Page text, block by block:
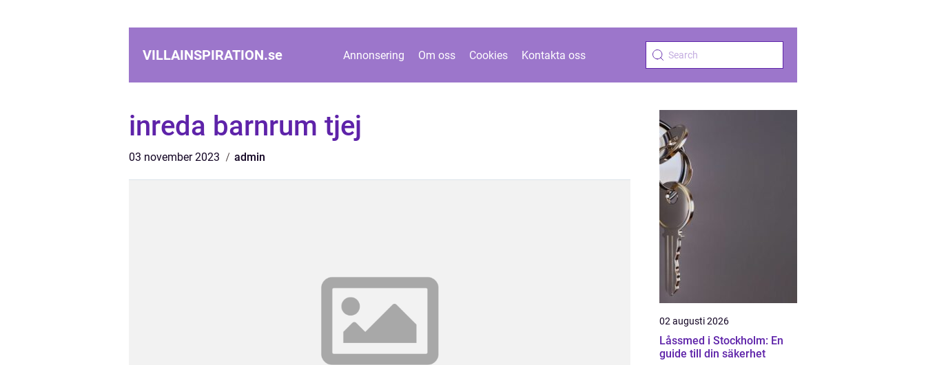
VILLAINSPIRATION.se Annonsering Om oss Cookies Kontakta oss
inreda barnrum tjej
03 november 2023 admin
02 augusti 2026
Låssmed i Stockholm: En
guide till din säkerhet